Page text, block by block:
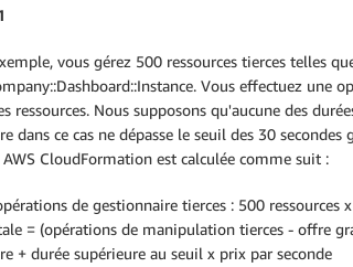
vous gérez 500 ressources tierces telles
Vous effectuez une
ressources. Nous supposons qu'aucune des
dans ce cas ne dépasse le seuil des 30
CloudFormation est calculée comme suit :
de gestionnaire tierces : 500 ressources
= (opérations de manipulation tierces - offre
+ durée supérieure au seuil x prix par seconde